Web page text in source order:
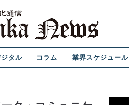
タル コラム 業界スケジュール